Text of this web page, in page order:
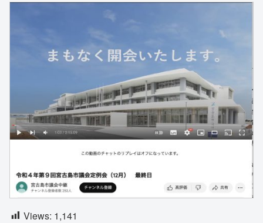
Views: 1,141